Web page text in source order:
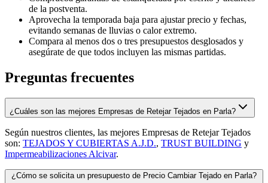
de la postventa.
Aprovecha la temporada baja para ajustar precio y fechas,
evitando semanas de lluvias o calor extremo.
Compara al menos dos o tres presupuestos desglosados y
asegúrate de que todos incluyen las mismas partidas.
Preguntas frecuentes
¿Cuáles son las mejores Empresas de Retejar Tejados en Parla?
Según nuestros clientes, las mejores Empresas de Retejar Tejados
son: TEJADOS Y CUBIERTAS A.J.D., TRUST BUILDING y
Impermeabilizaciones Alcivar.
¿Cómo se solicita un presupuesto de Precio Cambiar Tejado en Parla?